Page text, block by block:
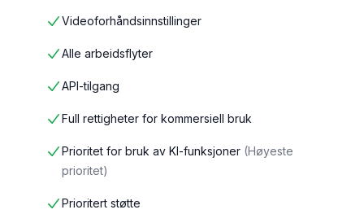
Videoforhåndsinnstillinger
Alle arbeidsflyter
API-tilgang
Full rettigheter for kommersiell bruk
Prioritet for bruk av KI-funksjoner (Høyeste
prioritet)
Prioritert støtte